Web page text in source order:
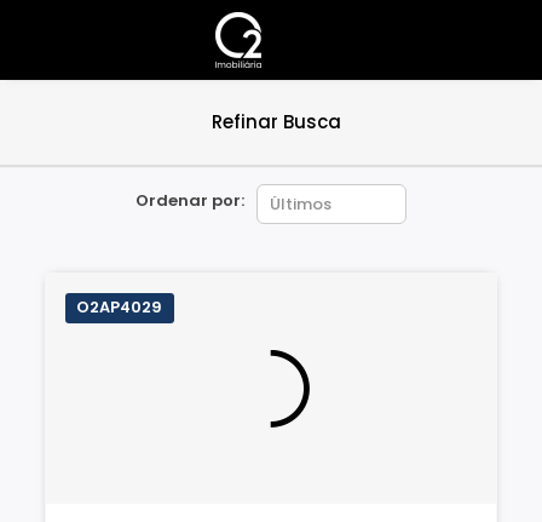
Refinar Busca
11 apartamentos à venda
Ordenar por:
O2AP4029